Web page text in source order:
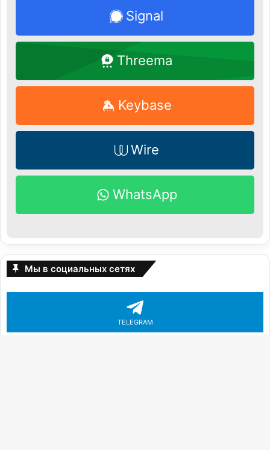
Signal
Threema
Keybase
Wire
WhatsApp
Мы в социальных сетях
TELEGRAM